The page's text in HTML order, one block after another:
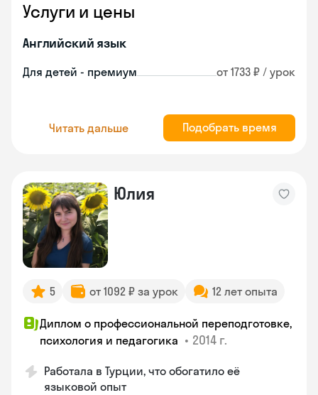
Услуги и цены
Английский язык
Для детей - премиум от 1733 ₽ / урок
Читать дальше Подобрать время
Юлия
5 от 1092 ₽ за урок 12 лет опыта
Диплом о профессиональной переподготовке,
психология и педагогика • 2014 г.
Работала в Турции, что обогатило её
языковой опыт